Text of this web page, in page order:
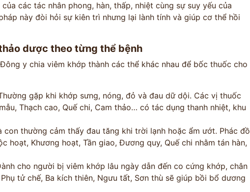
các tác nhân phong, hàn, thấp, nhiệt cùng sự suy yếu của
này đòi hỏi sự kiên trì nhưng lại lành tính và giúp cơ thể hồi
dược theo từng thể bệnh
y chia viêm khớp thành các thể khác nhau để bốc thuốc cho
gặp khi khớp sưng, nóng, đỏ và đau dữ dội. Các vị thuốc
Thạch cao, Quế chi, Cam thảo… có tác dụng thanh nhiệt, khu
con thường cảm thấy đau tăng khi trời lạnh hoặc ẩm ướt. Phác đồ
hoạt, Khương hoạt, Tần giao, Đương quy, Quế chi nhằm tán hàn,
cho người bị viêm khớp lâu ngày dẫn đến co cứng khớp, chân
tử chế, Ba kích thiên, Ngưu tất, Sơn thù sẽ giúp bồi bổ dương